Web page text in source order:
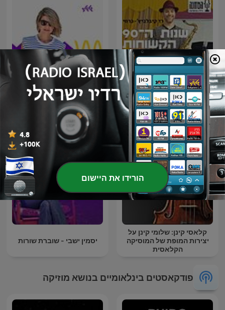
שנות התשעים הקשוחות מדינה בדרך עם הדר מרקס
קלאסי קינן: שלומי קינן על
יצירות המופת של המוסיקה
הקלאסית
יסמין ישבי - שוברת שורות
פודקאסטים בינלאומיים בנושא מוזיקה
הורידו את היישום